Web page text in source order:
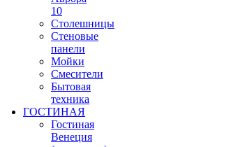
10
Столешницы
Стеновые
панели
Мойки
Смесители
Бытовая
техника
ГОСТИНАЯ
Гостиная
Венеция